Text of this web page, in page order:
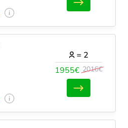
1955€ 2016€
= 2